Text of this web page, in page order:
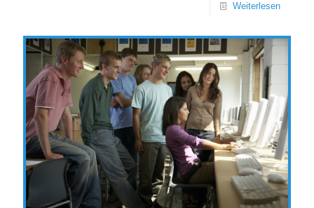
Weiterlesen